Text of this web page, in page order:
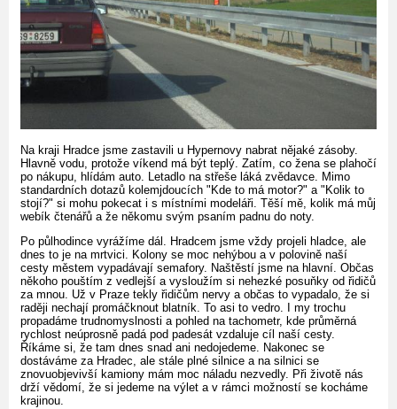
Na kraji Hradce jsme zastavili u Hypernovy nabrat nějaké zásoby.
Hlavně vodu, protože víkend má být teplý. Zatím, co žena se plahočí
po nákupu, hlídám auto. Letadlo na střeše láká zvědavce. Mimo
standardních dotazů kolemjdoucích "Kde to má motor?" a "Kolik to
stojí?" si mohu pokecat i s místními modeláři. Těší mě, kolik má můj
webík čtenářů a že někomu svým psaním padnu do noty.
Po půlhodince vyrážíme dál. Hradcem jsme vždy projeli hladce, ale
dnes to je na mrtvici. Kolony se moc nehýbou a v polovině naší
cesty městem vypadávají semafory. Naštěstí jsme na hlavní. Občas
někoho pouštím z vedlejší a vysloužím si nehezké posuňky od řidičů
za mnou. Už v Praze tekly řidičům nervy a občas to vypadalo, že si
raději nechají promáčknout blatník. To asi to vedro. I my trochu
propadáme trudnomyslnosti a pohled na tachometr, kde průměrná
rychlost neúprosně padá pod padesát vzdaluje cíl naší cesty.
Říkáme si, že tam dnes snad ani nedojedeme. Nakonec se
dostáváme za Hradec, ale stále plné silnice a na silnici se
znovuobjevivší kamiony mám moc náladu nezvedly. Při životě nás
drží vědomí, že si jedeme na výlet a v rámci možností se kocháme
krajinou.